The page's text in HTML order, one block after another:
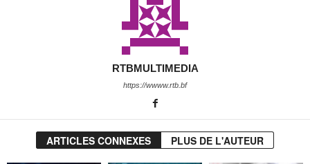
RTBMULTIMEDIA
https://wwww.rtb.bf
ARTICLES CONNEXES PLUS DE L'AUTEUR